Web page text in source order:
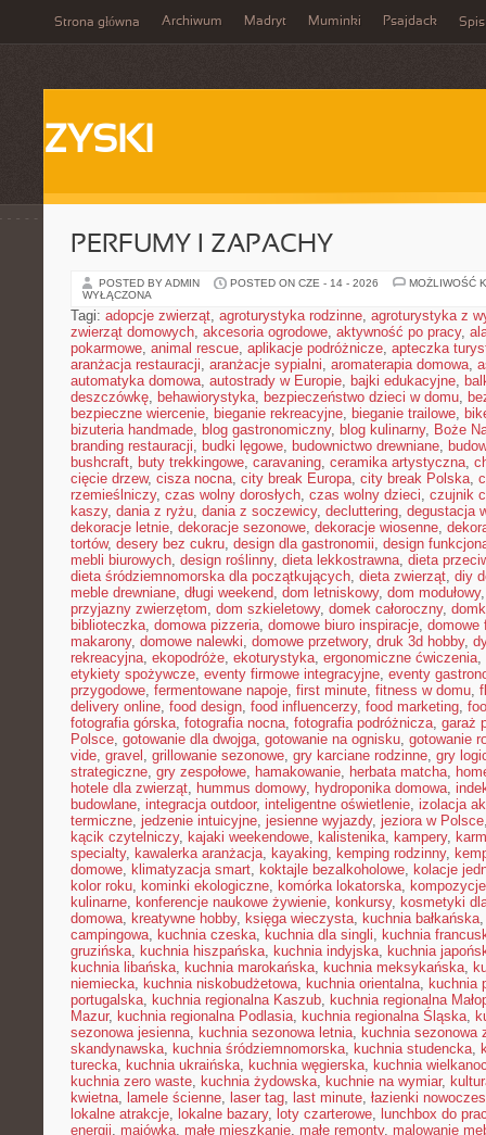
Strona główna Archiwum Madryt Muminki Psajdack Spis
ZYSKI
PERFUMY I ZAPACHY
POSTED BY ADMIN POSTED ON CZE - 14 - 2026
MOŻLIWOŚĆ
WYŁĄCZONA
Tagi: adopcje zwierząt, agroturystyka rodzinne, agroturystyka z
zwierząt domowych, akcesoria ogrodowe, aktywność po pracy,
pokarmowe, animal rescue, aplikacje podróżnicze, apteczka
aranżacja restauracji, aranżacje sypialni, aromaterapia domowa,
automatyka domowa, autostrady w Europie, bajki edukacyjne,
deszczówkę, behawiorystyka, bezpieczeństwo dzieci w domu,
bezpieczne wiercenie, bieganie rekreacyjne, bieganie trailowe,
bizuteria handmade, blog gastronomiczny, blog kulinarny, Boże
branding restauracji, budki lęgowe, budownictwo drewniane,
bushcraft, buty trekkingowe, caravaning, ceramika artystyczna,
cięcie drzew, cisza nocna, city break Europa, city break Polska,
rzemieślniczy, czas wolny dorosłych, czas wolny dzieci, czujnik
kaszy, dania z ryżu, dania z soczewicy, decluttering, degustacja
dekoracje letnie, dekoracje sezonowe, dekoracje wiosenne,
tortów, desery bez cukru, design dla gastronomii, design
mebli biurowych, design roślinny, dieta lekkostrawna, dieta
dieta śródziemnomorska dla początkujących, dieta zwierząt, diy
meble drewniane, długi weekend, dom letniskowy, dom modułowy
przyjazny zwierzętom, dom szkieletowy, domek całoroczny,
biblioteczka, domowa pizzeria, domowe biuro inspiracje, domowe
makarony, domowe nalewki, domowe przetwory, druk 3d hobby,
rekreacyjna, ekopodróże, ekoturystyka, ergonomiczne ćwiczenia,
etykiety spożywcze, eventy firmowe integracyjne, eventy
przygodowe, fermentowane napoje, first minute, fitness w domu,
delivery online, food design, food influencerzy, food marketing,
fotografia górska, fotografia nocna, fotografia podróżnicza, garaż
Polsce, gotowanie dla dwojga, gotowanie na ognisku, gotowanie
vide, gravel , grillowanie sezonowe, gry karciane rodzinne, gry
strategiczne, gry zespołowe, hamakowanie, herbata matcha,
hotele dla zwierząt, hummus domowy, hydroponika domowa,
budowlane, integracja outdoor, inteligentne oświetlenie, izolacja
termiczne, jedzenie intuicyjne, jesienne wyjazdy, jeziora w Polsce
kącik czytelniczy, kajaki weekendowe, kalistenika, kampery,
specialty, kawalerka aranżacja, kayaking, kemping rodzinny,
domowe, klimatyzacja smart, koktajle bezalkoholowe, kolacje
kolor roku, kominki ekologiczne, komórka lokatorska,
kulinarne, konferencje naukowe żywienie, konkursy, kosmetyki
domowa, kreatywne hobby, księga wieczysta, kuchnia bałkańska
campingowa, kuchnia czeska, kuchnia dla singli, kuchnia
gruzińska, kuchnia hiszpańska, kuchnia indyjska, kuchnia
kuchnia libańska, kuchnia marokańska, kuchnia meksykańska,
niemiecka, kuchnia niskobudżetowa, kuchnia orientalna, kuchnia
portugalska, kuchnia regionalna Kaszub, kuchnia regionalna
Mazur, kuchnia regionalna Podlasia, kuchnia regionalna Śląska,
sezonowa jesienna, kuchnia sezonowa letnia, kuchnia sezonowa
skandynawska, kuchnia śródziemnomorska, kuchnia studencka,
turecka, kuchnia ukraińska, kuchnia węgierska, kuchnia
kuchnia zero waste, kuchnia żydowska, kuchnie na wymiar,
kwietna, lamele ścienne, laser tag, last minute, łazienki
lokalne atrakcje, lokalne bazary, loty czarterowe, lunchbox do
energii, majówka, małe mieszkanie, małe remonty, malowanie